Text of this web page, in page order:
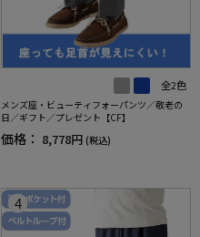
全2色
メンズ座・ビューティフォーパンツ／敬老の
日／ギフト／プレゼント【CF】
価格： 8,778円 (税込)
4